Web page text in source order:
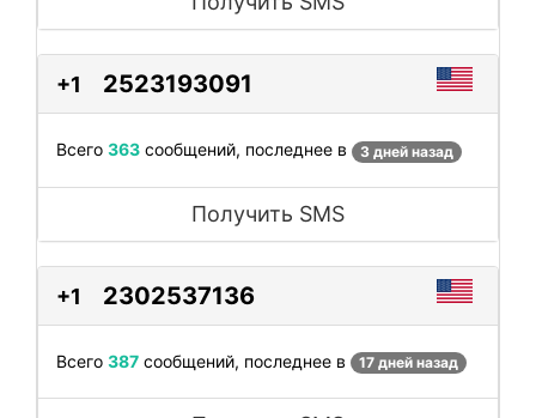
+1 2523193091
Всего 363 сообщений, последнее в 3 дней назад
Получить SMS
+1 2302537136
Всего 387 сообщений, последнее в 17 дней назад